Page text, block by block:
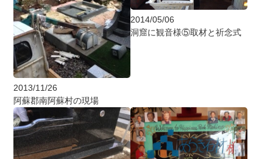
2013/11/26
阿蘇郡南阿蘇村の現場
2014/05/06
洞窟に観音様⑤取材と祈念式